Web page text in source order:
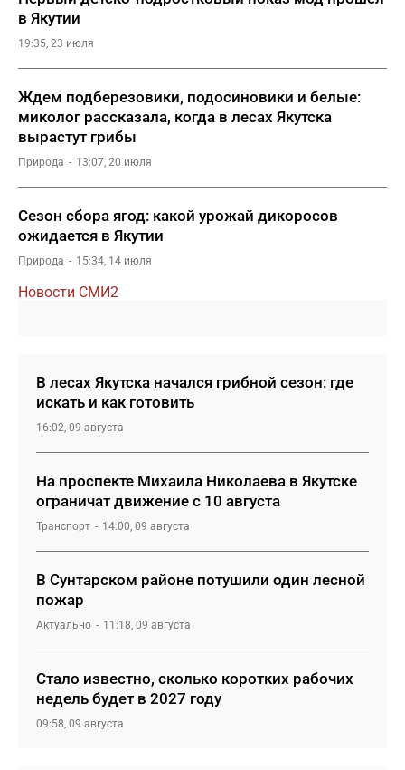
в Якутии
19:35, 23 июля
Ждем подберезовики, подосиновики и белые:
миколог рассказала, когда в лесах Якутска
вырастут грибы
Природа 13:07, 20 июля
Сезон сбора ягод: какой урожай дикоросов
ожидается в Якутии
Природа 15:34, 14 июля
Новости СМИ2
В лесах Якутска начался грибной сезон: где
искать и как готовить
16:02, 09 августа
На проспекте Михаила Николаева в Якутске
ограничат движение с 10 августа
Транспорт 14:00, 09 августа
В Сунтарском районе потушили один лесной
пожар
Актуально 11:18, 09 августа
Стало известно, сколько коротких рабочих
недель будет в 2027 году
09:58, 09 августа